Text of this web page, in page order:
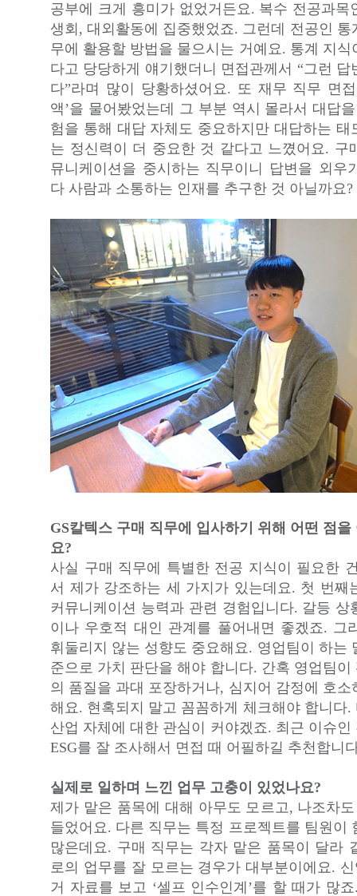
공부에 크게 흥미가 없었거든요. 복수 전공과목
생회, 대외활동에 집중했었죠. 그런데 전공인 통
무에 활용할 방법을 물으시는 거예요. 통계 지식
다고 당당하게 얘기했더니 면접관께서 “그런 답
다”라며 많이 당황하셨어요. 또 재무 직무 면
액’을 물어봤었는데 그 부분 역시 몰라서 대답
험을 통해 대답 자체도 중요하지만 대답하는 태
는 정신력이 더 중요한 것 같다고 느꼈어요. 구
뮤니케이션을 중시하는 직무이니 답변을 외우
다 사람과 소통하는 인재를 추구한 것 아닐까요?
GS칼텍스 구매 직무에 입사하기 위해 어떤 점
요?
사실 구매 직무에 특별한 전공 지식이 필요한
서 제가 강조하는 세 가지가 있는데요. 첫 번째
커뮤니케이션 능력과 관련 경험입니다. 갈등 상
이나 우호적 대인 관계를 풀어내면 좋겠죠. 그
휘둘리지 않는 성향도 중요해요. 영업팀이 하는
준으로 가치 판단을 해야 합니다. 간혹 영업팀이
의 품질을 과대 포장하거나, 심지어 감정에 호소
해요. 현혹되지 말고 꼼꼼하게 체크해야 합니다.
산업 자체에 대한 관심이 커야겠죠. 최근 이슈인
ESG를 잘 조사해서 면접 때 어필하길 추천합니
실제로 일하며 느낀 업무 고충이 있었나요?
제가 맡은 품목에 대해 아무도 모르고, 나조차
들었어요. 다른 직무는 특정 프로젝트를 팀원이
많은데요. 구매 직무는 각자 맡은 품목이 달라
로의 업무를 잘 모르는 경우가 대부분이에요.
거 자료를 보고 ‘셀프 인수인계’를 할 때가 많